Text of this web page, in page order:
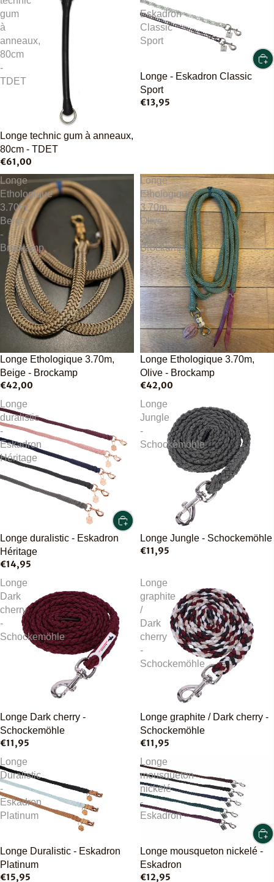
gum
à
anneaux,
80cm
-
TDET
Longe technic gum à anneaux,
80cm - TDET
€61,00
Eskadron
Classic
Sport
Longe - Eskadron Classic
Sport
€13,95
Longe
Ethologique
3.70m,
Beige
-
Brockamp
Épuisé
Longe Ethologique 3.70m,
Beige - Brockamp
€42,00
Longe
Ethologique
3.70m,
Olive
-
Brockamp
Longe Ethologique 3.70m,
Olive - Brockamp
€42,00
Longe
duralistic
-
Eskadron
Héritage
Longe duralistic - Eskadron
Héritage
€14,95
Longe
Jungle
-
Schockemöhle
Longe Jungle - Schockemöhle
€11,95
Longe
Dark
cherry
-
Schockemöhle
Épuisé
Longe Dark cherry -
Schockemöhle
€11,95
Longe
graphite
/
Dark
cherry
-
Schockemöhle
Longe graphite / Dark cherry -
Schockemöhle
€11,95
Longe
Duralistic
-
Eskadron
Platinum
Épuisé
Longe Duralistic - Eskadron
Platinum
€15,95
Longe
mousqueton
nickelé
-
Eskadron
Longe mousqueton nickelé -
Eskadron
€12,95